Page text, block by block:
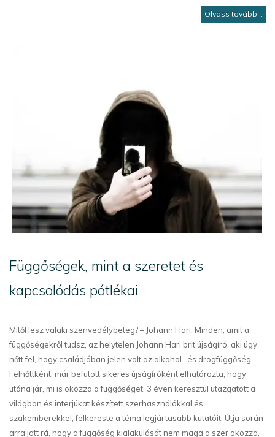
Olvass tovább...
Függőségek, mint a szeretet és
kapcsolódás pótlékai
Mitől lesz valaki szenvedélybeteg? – Johann Hari: Minden, amit a
függőségekről tudsz, az helytelen Johann Hari brit újságíró, aki úgy
nőtt fel, hogy családjában jelen volt az alkohol- és drogfüggőség.
Felnőttként, már befutott sikeres újságíróként elhatározta, hogy
utána jár, mi is okozza a függőséget. 3 éven keresztül utazgatott a
világban és interjúkat készített szerhasználókkal és
szakemberekkel, felkereste a téma legjártasabb kutatóit. Útja során
arra jött rá, hogy a függőség kialakulását nem maga a szer okozza,